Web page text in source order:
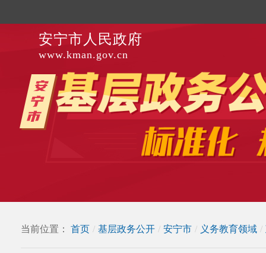
安宁市人民政府
www.kman.gov.cn
当前位置： 首页 / 基层政务公开 / 安宁市 / 义务教育领域 /